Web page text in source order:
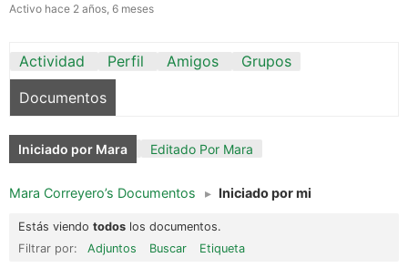
Activo hace 2 años, 6 meses
Actividad Perfil Amigos
Grupos
Documentos
Iniciado por Mara Editado Por Mara
Mara Correyero’s Documentos ▸ Iniciado por mi
Estás viendo todos los documentos.
Filtrar por:
Adjuntos Buscar Etiqueta